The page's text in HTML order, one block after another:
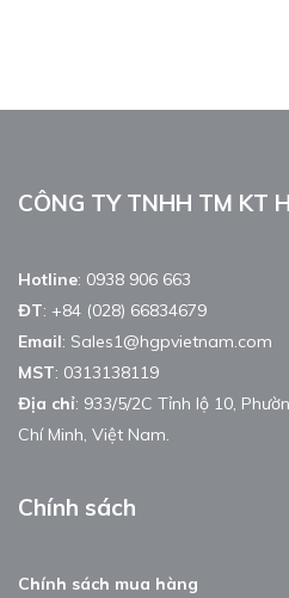
CÔNG TY TNHH TM KT
Hotline: 0938 906 663
ĐT: +84 (028) 66834679
Email: Sales1@hgpvietnam.com
MST: 0313138119
Địa chỉ: 933/5/2C Tỉnh lộ 10,
Chí Minh, Việt Nam.
Chính sách
Chính sách mua hàng